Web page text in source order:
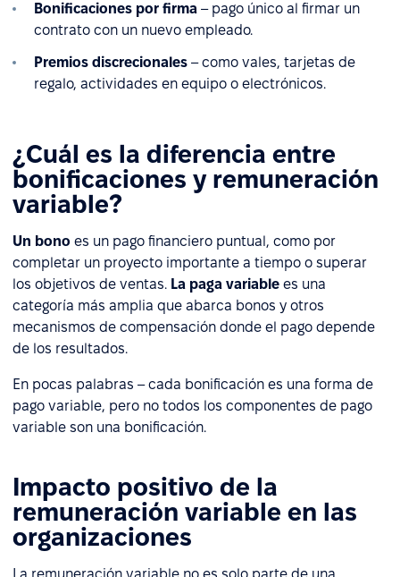
Bonificaciones por firma – pago único al firmar un
contrato con un nuevo empleado.
Premios discrecionales – como vales, tarjetas de
regalo, actividades en equipo o electrónicos.
¿Cuál es la diferencia entre
bonificaciones y remuneración
variable?
Un bono es un pago financiero puntual, como por
completar un proyecto importante a tiempo o superar
los objetivos de ventas. La paga variable es una
categoría más amplia que abarca bonos y otros
mecanismos de compensación donde el pago depende
de los resultados.
En pocas palabras – cada bonificación es una forma de
pago variable, pero no todos los componentes de pago
variable son una bonificación.
Impacto positivo de la
remuneración variable en las
organizaciones
La remuneración variable no es solo parte de una